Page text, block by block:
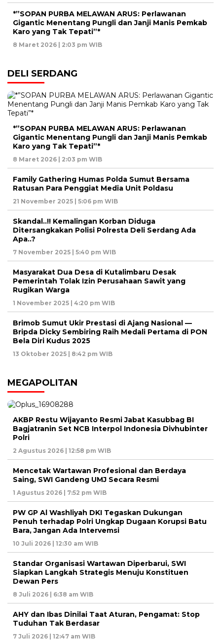
*”SOPAN PURBA MELAWAN ARUS: Perlawanan
Gigantic Menentang Pungli dan Janji Manis Pemkab
Karo yang Tak Tepati”*
8 Maret 2026 | 2:03 pm WIB
DELI SERDANG
*”SOPAN PURBA MELAWAN ARUS: Perlawanan
Gigantic Menentang Pungli dan Janji Manis Pemkab
Karo yang Tak Tepati”*
8 Maret 2026 | 2:03 pm WIB
Family Gathering Humas Polda Sumut Bersama
Ratusan Para Penggiat Media Unit Poldasu
21 November 2025 | 5:06 pm WIB
Skandal..!! Kemalingan Korban Diduga
Ditersangkakan Polisi Polresta Deli Serdang Ada
Apa..?
7 November 2025 | 5:40 pm WIB
Masyarakat Dua Desa di Kutalimbaru Desak
Pemerintah Tolak Izin Perusahaan Sawit yang
Rugikan Warga
1 November 2025 | 4:20 pm WIB
Brimob Sumut Ukir Prestasi di Ajang Nasional —
Bripda Dicky Sembiring Raih Medali Pertama di PON
Bela Diri Kudus 2025
13 Oktober 2025 | 8:42 pm WIB
MEGAPOLITAN
AKBP Restu Wijayanto Resmi Jabat Kasubbag BI
Bagjatranin Set NCB Interpol Indonesia Divhubinter
Polri
2 Agustus 2026 | 12:58 pm WIB
Mencetak Wartawan Profesional dan Berdaya
Saing, SWI Gandeng UMJ Secara Resmi
1 Agustus 2026 | 7:52 pm WIB
PW GP Al Washliyah DKI Tegaskan Dukungan
Penuh terhadap Polri Ungkap Dugaan Korupsi Batu
Bara, Jangan Ada Intervemsi
10 Juli 2026 | 12:30 am WIB
Standar Organisasi Wartawan Diperbarui, SWI
Siapkan Langkah Strategis Menuju Konstituen
Dewan Pers
8 Juli 2026 | 6:38 am WIB
AHY dan Ibas Dinilai Taat Aturan, Pengamat: Stop
Tuduhan Tak Berdasar
7 Juli 2026 | 12:47 am WIB